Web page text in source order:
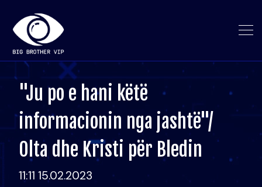
"Ju po e hani këtë
informacionin nga jashtë"/
Olta dhe Kristi për Bledin
11:11 15.02.2023